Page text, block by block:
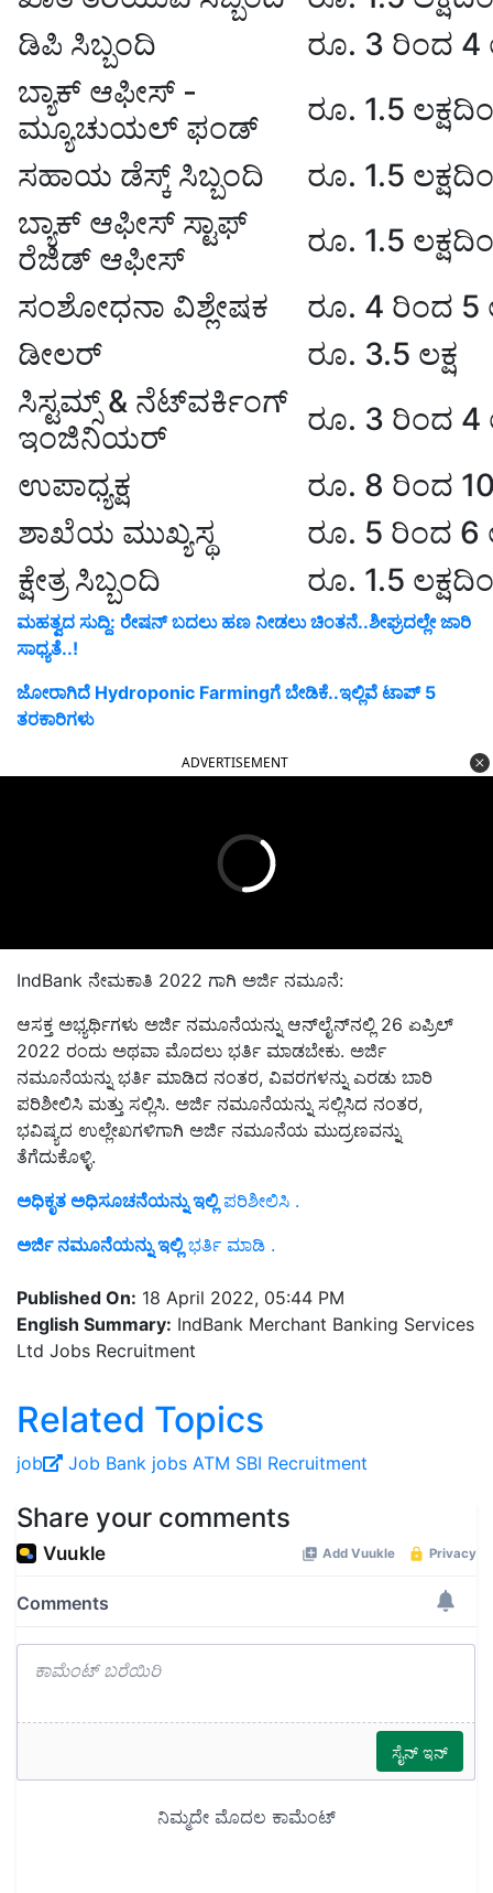
ಡಿಪಿ ಸಿಬ್ಬಂದಿ
ರೂ. 3 ರಿಂದ 4
ಬ್ಯಾಕ್ ಆಫೀಸ್ -
ಮ್ಯೂಚುಯಲ್ ಫಂಡ್
ರೂ. 1.5
ಸಹಾಯ ಡೆಸ್ಕ್ ಸಿಬ್ಬಂದಿ
ರೂ. 1.5
ಬ್ಯಾಕ್ ಆಫೀಸ್ ಸ್ಟಾಫ್
ರೆಜಿಡ್ ಆಫೀಸ್
ರೂ. 1.5
ಸಂಶೋಧನಾ ವಿಶ್ಲೇಷಕ
ರೂ. 4 ರಿಂದ 5
ಡೀಲರ್
ರೂ. 3.5 ಲಕ್ಷ
ಸಿಸ್ಟಮ್ಸ್ & ನೆಟ್‌ವರ್ಕಿಂಗ್
ಇಂಜಿನಿಯರ್
ರೂ. 3 ರಿಂದ 4
ಉಪಾಧ್ಯಕ್ಷ
ರೂ. 8 ರಿಂದ 10
ಶಾಖೆಯ ಮುಖ್ಯಸ್ಥ
ರೂ. 5 ರಿಂದ 6
ಕ್ಷೇತ್ರ ಸಿಬ್ಬಂದಿ
ರೂ. 1.5
ಮಹತ್ವದ ಸುದ್ದಿ: ರೇಷನ್‌ ಬದಲು ಹಣ ನೀಡಲು ಚಿಂತನೆ..ಶೀಘ್ರದಲ್ಲೇ ಜಾರಿ
ಸಾಧ್ಯತೆ..!
ಜೋರಾಗಿದೆ Hydroponic Farmingಗೆ ಬೇಡಿಕೆ..ಇಲ್ಲಿವೆ ಟಾಪ್‌ 5
ತರಕಾರಿಗಳು
ADVERTISEMENT
IndBank ನೇಮಕಾತಿ 2022 ಗಾಗಿ ಅರ್ಜಿ ನಮೂನೆ:
ಆಸಕ್ತ ಅಭ್ಯರ್ಥಿಗಳು ಅರ್ಜಿ ನಮೂನೆಯನ್ನು ಆನ್‌ಲೈನ್‌ನಲ್ಲಿ 26 ಏಪ್ರಿಲ್
2022 ರಂದು ಅಥವಾ ಮೊದಲು ಭರ್ತಿ ಮಾಡಬೇಕು. ಅರ್ಜಿ
ನಮೂನೆಯನ್ನು ಭರ್ತಿ ಮಾಡಿದ ನಂತರ, ವಿವರಗಳನ್ನು ಎರಡು ಬಾರಿ
ಪರಿಶೀಲಿಸಿ ಮತ್ತು ಸಲ್ಲಿಸಿ. ಅರ್ಜಿ ನಮೂನೆಯನ್ನು ಸಲ್ಲಿಸಿದ ನಂತರ,
ಭವಿಷ್ಯದ ಉಲ್ಲೇಖಗಳಿಗಾಗಿ ಅರ್ಜಿ ನಮೂನೆಯ ಮುದ್ರಣವನ್ನು
ತೆಗೆದುಕೊಳ್ಳಿ.
ಅಧಿಕೃತ ಅಧಿಸೂಚನೆಯನ್ನು ಇಲ್ಲಿ ಪರಿಶೀಲಿಸಿ .
ಅರ್ಜಿ ನಮೂನೆಯನ್ನು ಇಲ್ಲಿ ಭರ್ತಿ ಮಾಡಿ .
Published On: 18 April 2022, 05:44 PM
English Summary: IndBank Merchant Banking Services
Ltd Jobs Recruitment
Related Topics
job Job Bank jobs ATM SBI Recruitment
Share your comments